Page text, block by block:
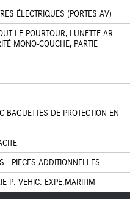
ÉLECTRIQUES (PORTES AV)
LE POURTOUR, LUNETTE AR
MONO-COUCHE, PARTIE
DE PROTECTION EN
- PIECES ADDITIONNELLES
P. VEHIC. EXPE.MARITIM